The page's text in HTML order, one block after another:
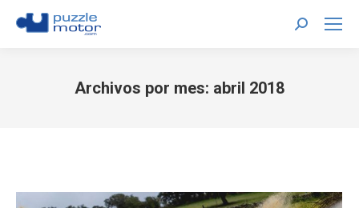
Buscar:
Archivos por mes: abril 2018